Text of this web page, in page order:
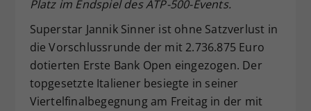
Platz im Endspiel des ATP-500-Events.
Superstar Jannik Sinner ist ohne Satzverlust in
die Vorschlussrunde der mit 2.736.875 Euro
dotierten Erste Bank Open eingezogen. Der
topgesetzte Italiener besiegte in seiner
Viertelfinalbegegnung am Freitag in der mit